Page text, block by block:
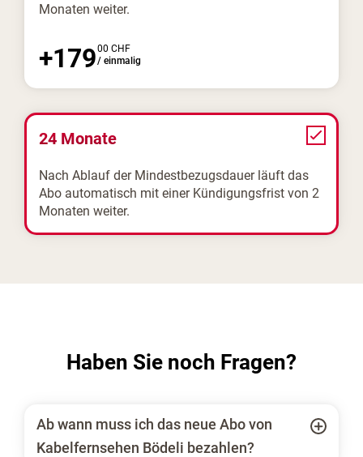
Monaten weiter.
+17900 CHF
/ einmalig
24 Monate
Nach Ablauf der Mindestbezugsdauer läuft das
Abo automatisch mit einer Kündigungsfrist von 2
Monaten weiter.
Haben Sie noch Fragen?
Ab wann muss ich das neue Abo von
Kabelfernsehen Bödeli bezahlen?